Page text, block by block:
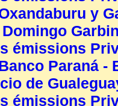
y
émissions
Paraná -
de
émissions